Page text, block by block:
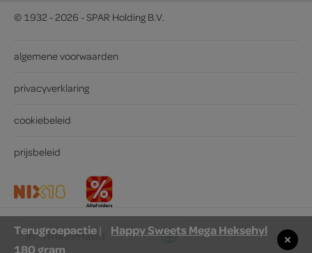
in winkelmand
© 1932 - 2026 - SPAR Holding B.V.
algemene voorwaarden
privacyverklaring
cookiebeleid
prijsbeleid
Terugroepactie|
Happy Sweets Mega Heksehyl
180 gram